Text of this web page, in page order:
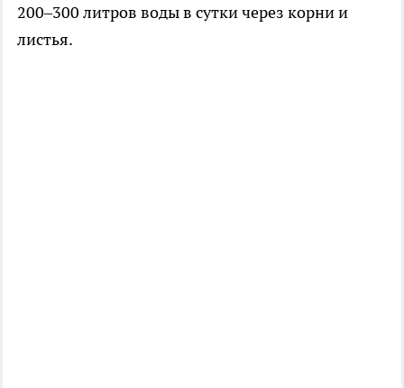
200–300 литров воды в сутки через корни и
листья.